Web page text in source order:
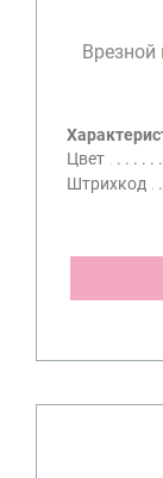
Врезной
Цвет
Штрихкод